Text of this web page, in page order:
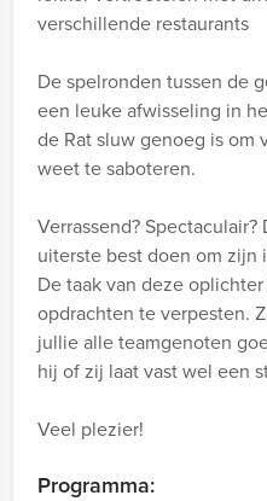
verschillende restaurants
De spelronden tussen de
een leuke afwisseling in
de Rat sluw genoeg is om
weet te saboteren.
Verrassend?
uiterste best doen om
De taak van deze
opdrachten te verpesten.
jullie alle teamgenoten
hij of zij laat vast wel een
Veel plezier!
Programma: